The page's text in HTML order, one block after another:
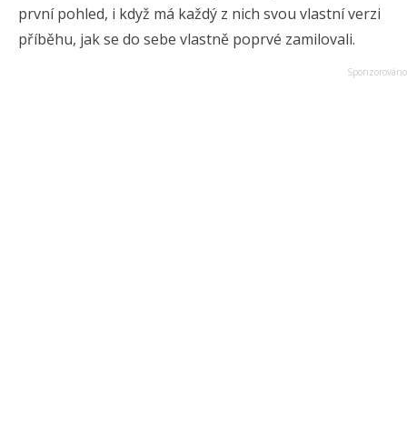
první pohled, i když má každý z nich svou vlastní verzi
příběhu, jak se do sebe vlastně poprvé zamilovali.